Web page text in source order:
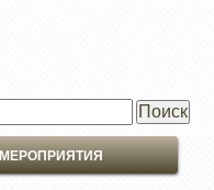
МЕРОПРИЯТИЯ